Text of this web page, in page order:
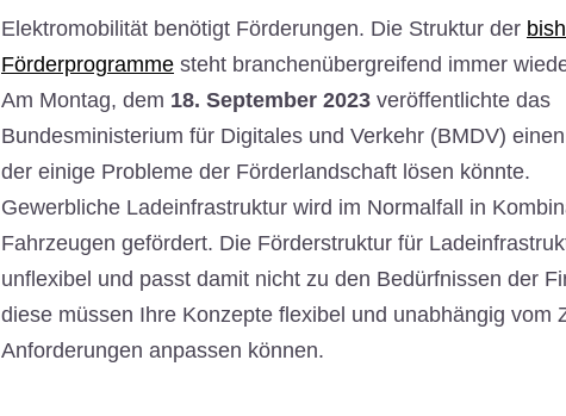
Elektromobilität benötigt Förderungen. Die Struktur der
Förderprogramme steht branchenübergreifend immer
Am Montag, dem 18. September 2023 veröffentlichte das
Bundesministerium für Digitales und Verkehr (BMDV)
der einige Probleme der Förderlandschaft lösen könnte.
Gewerbliche Ladeinfrastruktur wird im Normalfall in
Fahrzeugen gefördert. Die Förderstruktur für
unflexibel und passt damit nicht zu den Bedürfnissen der
diese müssen Ihre Konzepte flexibel und unabhängig vom
Anforderungen anpassen können.